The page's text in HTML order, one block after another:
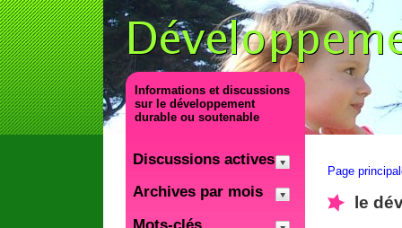
Informations et discussions
sur le développement
durable ou soutenable
Page
le
Discussions actives
Archives par mois